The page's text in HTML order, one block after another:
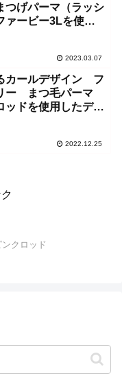
げパーマ（ラッシ
ァービー3Lを使用
2023.03.07
カールデザイン フ
ー まつ毛パーマ
ッドを使用したデザ
2022.12.25
ンクロッド